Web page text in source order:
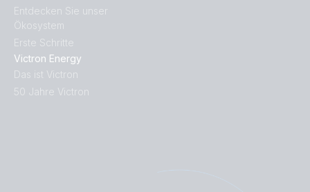
Entdecken Sie unser
Ökosystem
Erste Schritte
Victron Energy
Das ist Victron
50 Jahre Victron